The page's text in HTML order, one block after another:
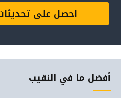
احصل على
Alternative:
أفضل ما في النقيب